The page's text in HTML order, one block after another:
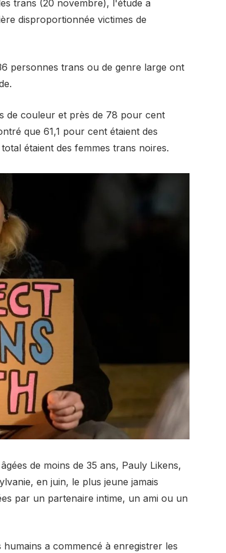
trans (20 novembre), l'étude a
disproportionnée victimes de
personnes trans ou de genre large ont
de couleur et près de 78 pour cent
que 61,1 pour cent étaient des
étaient des femmes trans noires.
de moins de 35 ans, Pauly Likens,
en juin, le plus jeune jamais
par un partenaire intime, un ami ou un
a commencé à enregistrer les